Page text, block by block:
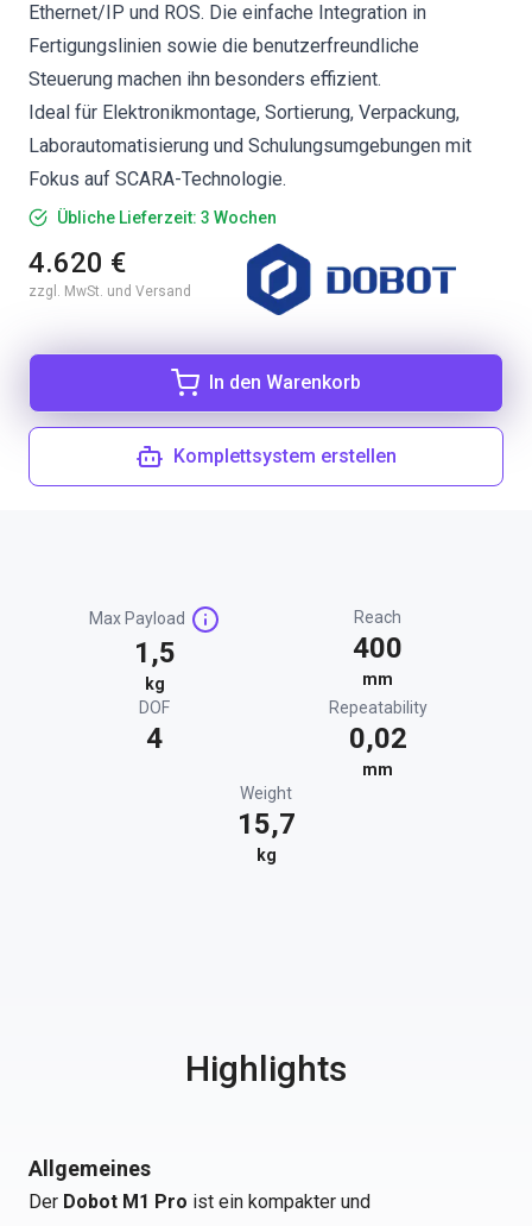
Ethernet/IP und ROS. Die einfache Integration in
Fertigungslinien sowie die benutzerfreundliche
Steuerung machen ihn besonders effizient.
Ideal für Elektronikmontage, Sortierung, Verpackung,
Laborautomatisierung und Schulungsumgebungen mit
Fokus auf SCARA-Technologie.
Übliche Lieferzeit: 3 Wochen
4.620 €
zzgl. MwSt. und Versand
In den Warenkorb
Komplettsystem erstellen
Max Payload
1,5
kg
Reach
400
mm
DOF
4
Repeatability
0,02
mm
Weight
15,7
kg
Highlights
Allgemeines
Der Dobot M1 Pro ist ein kompakter und